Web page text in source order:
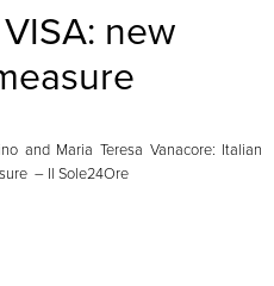
new
and Maria Teresa Vanacore: Italian
– Il Sole24Ore